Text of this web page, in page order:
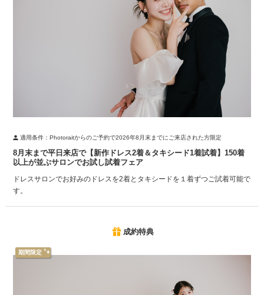
適用条件： Photoraitからのご予約で2026年8月末までにご来店された方限定
8月末まで平日来店で【新作ドレス2着＆タキシード1着試着】150着
以上が並ぶサロンでお試し試着フェア
ドレスサロンでお好みのドレスを2着とタキシードを１着ずつご試着可能で
す。
成約特典
期間限定